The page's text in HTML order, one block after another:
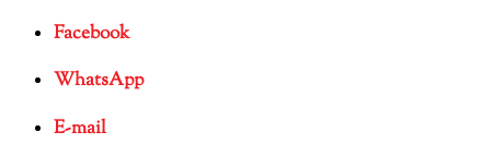
Facebook
WhatsApp
E-mail